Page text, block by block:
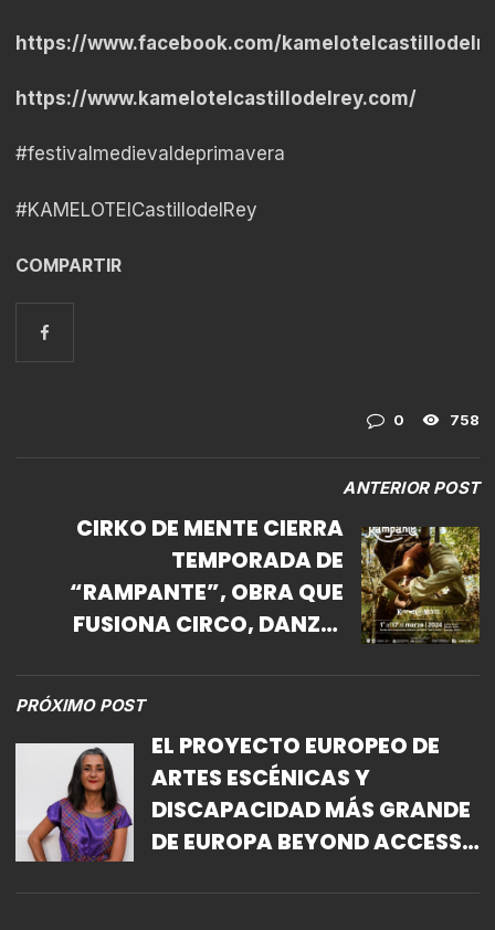
https://www.facebook.com/
https://www.kamelotelcastillodelrey.com/
#festivalmedievaldeprimavera
#KAMELOTElCastillodelRey
COMPARTIR
0 758
ANTERIOR POST
CIRKO DE MENTE CIERRA
TEMPORADA DE
“RAMPANTE”, OBRA QUE
FUSIONA CIRCO, DANZA,
PRÓXIMO POST
EL PROYECTO EUROPEO DE
ARTES ESCÉNICAS Y
DISCAPACIDAD MÁS GRANDE
DE EUROPA BEYOND ACCESS